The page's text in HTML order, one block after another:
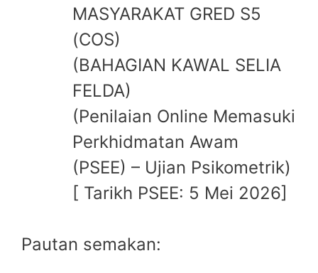
MASYARAKAT GRED S5
(COS)
(BAHAGIAN KAWAL SELIA
FELDA)
(Penilaian Online Memasuki
Perkhidmatan Awam
(PSEE) – Ujian Psikometrik)
[ Tarikh PSEE: 5 Mei 2026]
Pautan semakan: